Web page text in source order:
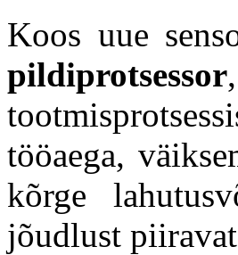
Koos uue
pildiprotsessor
tööaega,
kõrge
jõudlust